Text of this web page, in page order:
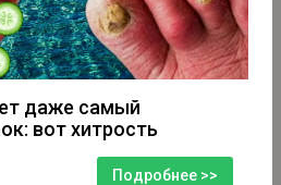
даже самый
вот хитрость
Подробнее >>